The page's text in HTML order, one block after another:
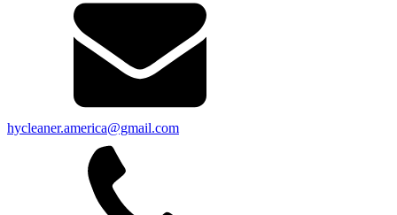
hycleaner.america@gmail.com